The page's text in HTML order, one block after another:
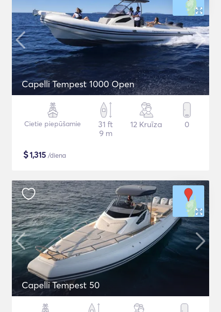
Capelli Tempest 1000 Open
Cietie piepūšamie
31 ft
9 m
12 Kruīza 0
$1,315 /diena
Capelli Tempest 50